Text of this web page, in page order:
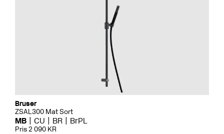
Bruser
ZSAL300 Mat Sort
MB CU BR BrPL
Pris 2 090 KR